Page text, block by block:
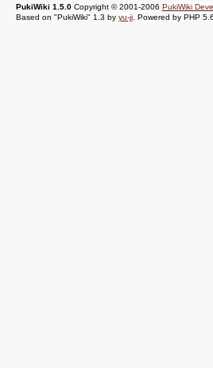
PukiWiki 1.5.0Copyright © 2001-2006 PukiWiki
Based on "PukiWiki" 1.3 by yu-ji. Powered by PHP